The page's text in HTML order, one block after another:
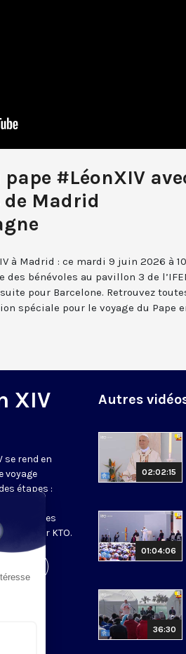
#LéonXIV
de Madrid
à Madrid : ce mardi 9 juin 2026 à
des bénévoles au pavillon 3 de
pour Barcelone. Retrouvez
spéciale pour le voyage du Pape
XIV
se rend en
voyage
étapes :
des
sur KTO.
Autres
02:02:15
01:04:06
36:30